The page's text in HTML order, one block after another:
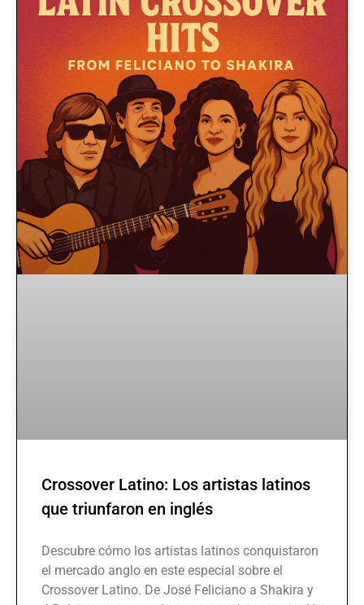
Crossover Latino: Los artistas latinos
que triunfaron en inglés
Descubre cómo los artistas latinos conquistaron
el mercado anglo en este especial sobre el
Crossover Latino. De José Feliciano a Shakira y